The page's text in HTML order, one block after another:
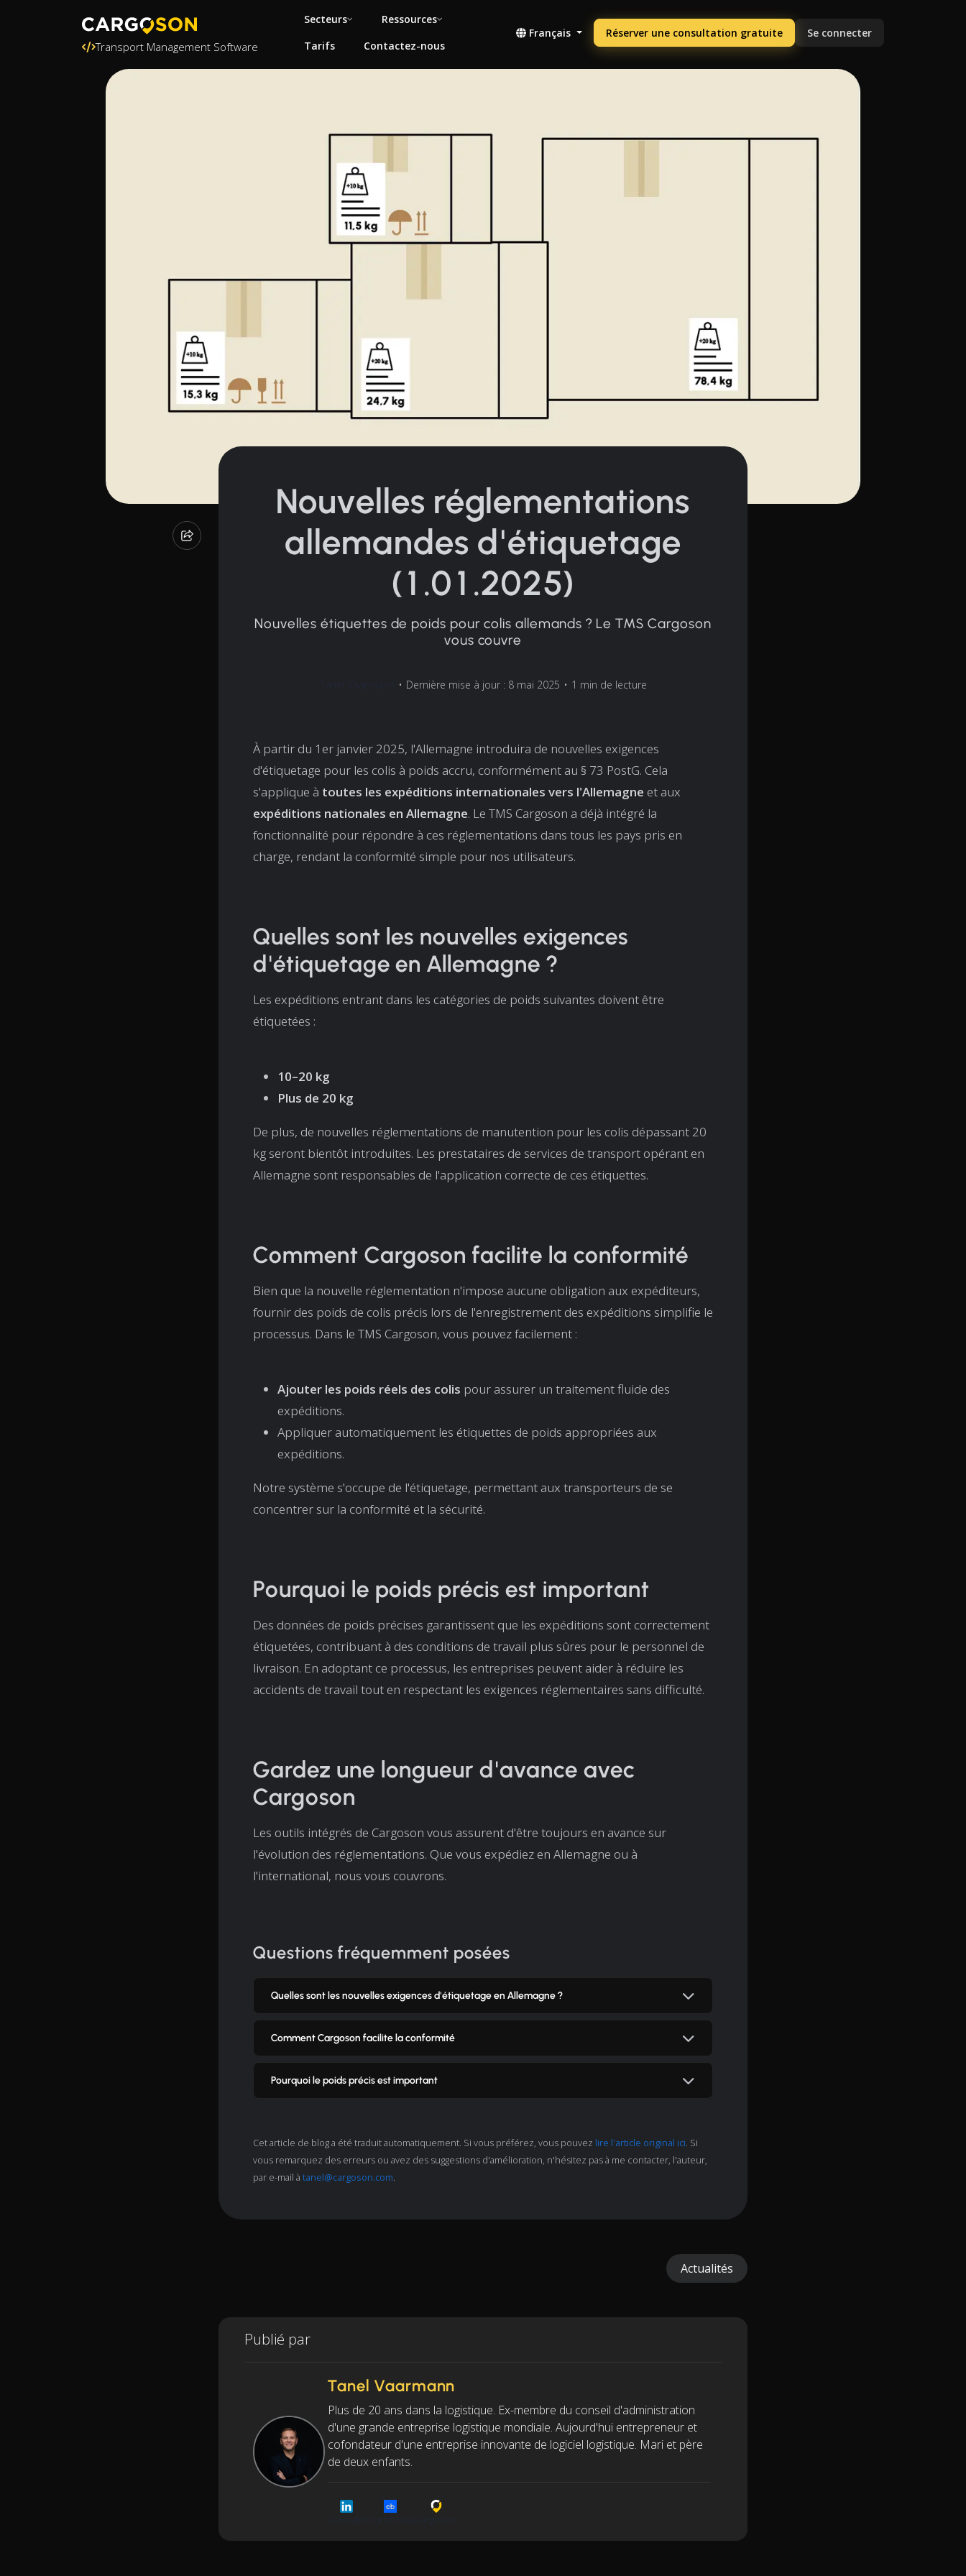
Transport Management Software
Secteurs
Ressources
Tarifs
Contactez-nous
Français Réserver une consultation gratuite Se connecter
Nouvelles réglementations
allemandes d'étiquetage
(1.01.2025)
Nouvelles étiquettes de poids pour colis allemands ? Le TMS Cargoson
vous couvre
• Dernière mise à jour : 8 mai 2025 • 1 min de lecture
À partir du 1er janvier 2025, l'Allemagne introduira de nouvelles exigences
d'étiquetage pour les colis à poids accru, conformément au § 73 PostG. Cela
s'applique à toutes les expéditions internationales vers l'Allemagne et aux
expéditions nationales en Allemagne. Le TMS Cargoson a déjà intégré la
fonctionnalité pour répondre à ces réglementations dans tous les pays pris en
charge, rendant la conformité simple pour nos utilisateurs.
Quelles sont les nouvelles exigences
d'étiquetage en Allemagne ?
Les expéditions entrant dans les catégories de poids suivantes doivent être
étiquetées :
10–20 kg
Plus de 20 kg
De plus, de nouvelles réglementations de manutention pour les colis dépassant 20
kg seront bientôt introduites. Les prestataires de services de transport opérant en
Allemagne sont responsables de l'application correcte de ces étiquettes.
Comment Cargoson facilite la conformité
Bien que la nouvelle réglementation n'impose aucune obligation aux expéditeurs,
fournir des poids de colis précis lors de l'enregistrement des expéditions simplifie le
processus. Dans le TMS Cargoson, vous pouvez facilement :
Ajouter les poids réels des colis pour assurer un traitement fluide des
expéditions.
Appliquer automatiquement les étiquettes de poids appropriées aux
expéditions.
Notre système s'occupe de l'étiquetage, permettant aux transporteurs de se
concentrer sur la conformité et la sécurité.
Pourquoi le poids précis est important
Des données de poids précises garantissent que les expéditions sont correctement
étiquetées, contribuant à des conditions de travail plus sûres pour le personnel de
livraison. En adoptant ce processus, les entreprises peuvent aider à réduire les
accidents de travail tout en respectant les exigences réglementaires sans difficulté.
Gardez une longueur d'avance avec
Cargoson
Les outils intégrés de Cargoson vous assurent d'être toujours en avance sur
l'évolution des réglementations. Que vous expédiez en Allemagne ou à
l'international, nous vous couvrons.
Questions fréquemment posées
Quelles sont les nouvelles exigences d'étiquetage en Allemagne ?
Comment Cargoson facilite la conformité
Pourquoi le poids précis est important
Cet article de blog a été traduit automatiquement. Si vous préférez, vous pouvez lire l'article original ici. Si
vous remarquez des erreurs ou avez des suggestions d'amélioration, n'hésitez pas à me contacter, l'auteur,
par e-mail à tanel@cargoson.com.
Actualités
Publié par
Tanel Vaarmann
Plus de 20 ans dans la logistique. Ex-membre du conseil d'administration
d'une grande entreprise logistique mondiale. Aujourd'hui entrepreneur et
cofondateur d'une entreprise innovante de logiciel logistique. Mari et père
de deux enfants.